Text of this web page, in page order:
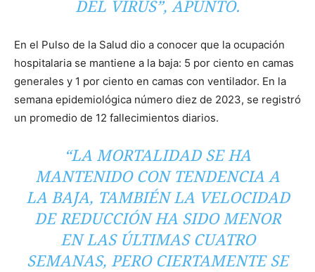
DEL VIRUS”, APUNTÓ.
En el Pulso de la Salud dio a conocer que la ocupación
hospitalaria se mantiene a la baja: 5 por ciento en camas
generales y 1 por ciento en camas con ventilador. En la
semana epidemiológica número diez de 2023, se registró
un promedio de 12 fallecimientos diarios.
“LA MORTALIDAD SE HA
MANTENIDO CON TENDENCIA A
LA BAJA, TAMBIÉN LA VELOCIDAD
DE REDUCCIÓN HA SIDO MENOR
EN LAS ÚLTIMAS CUATRO
SEMANAS, PERO CIERTAMENTE SE